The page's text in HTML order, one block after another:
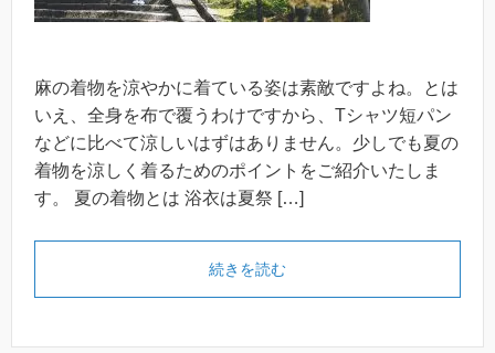
麻の着物を涼やかに着ている姿は素敵ですよね。とは
いえ、全身を布で覆うわけですから、Tシャツ短パン
などに比べて涼しいはずはありません。少しでも夏の
着物を涼しく着るためのポイントをご紹介いたしま
す。 夏の着物とは 浴衣は夏祭 […]
続きを読む